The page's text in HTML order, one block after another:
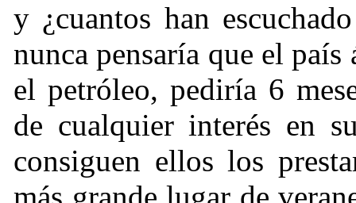
y ¿cuantos han
nunca pensaría que el
el petróleo, pediría 6
de cualquier interés en
consiguen ellos los